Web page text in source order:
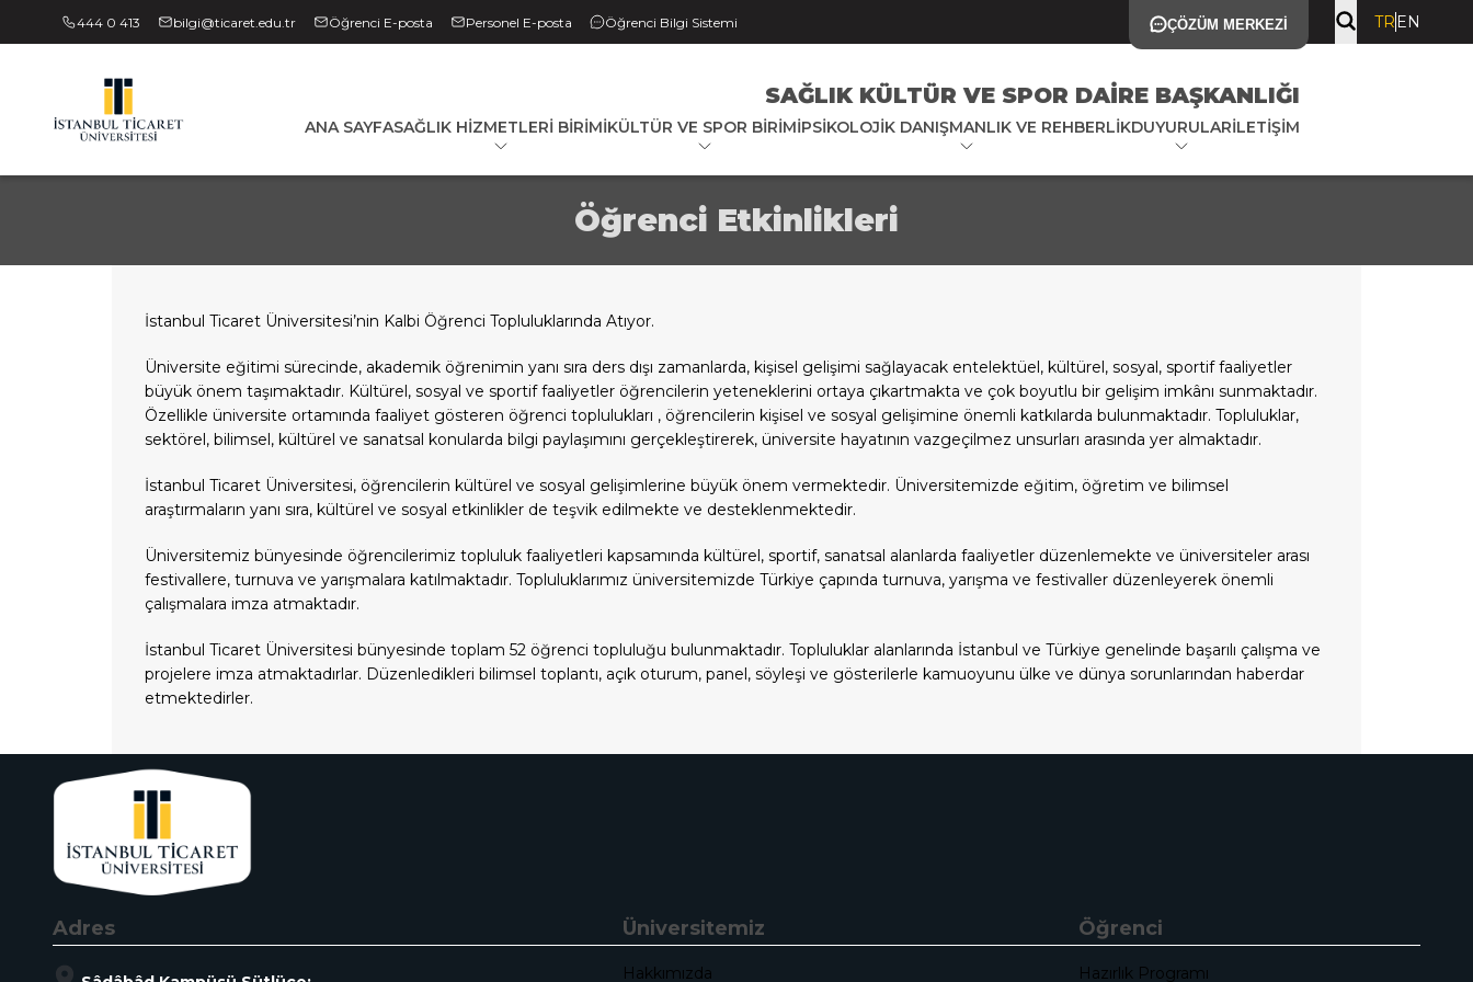
444 0 413 bilgi@ticaret.edu.tr Öğrenci E-posta Personel E-posta Öğrenci Bilgi Sistemi ÇÖZÜM MERKEZI TR EN
SAĞLIK KÜLTÜR VE SPOR DAIRE BAŞKANLIĞI
ANA SAYFASAĞLIK HIZMETLERI BIRIMIKÜLTÜR VE SPOR BIRIMIPSIKOLOJIK DANIŞMANLIK VE REHBERLIKDUYURULARİLETIŞIM
Öğrenci Etkinlikleri
İstanbul Ticaret Üniversitesi’nin Kalbi Öğrenci Topluluklarında Atıyor.
Üniversite eğitimi sürecinde, akademik öğrenimin yanı sıra ders dışı zamanlarda, kişisel gelişimi sağlayacak entelektüel, kültürel, sosyal, sportif faaliyetler
büyük önem taşımaktadır. Kültürel, sosyal ve sportif faaliyetler öğrencilerin yeteneklerini ortaya çıkartmakta ve çok boyutlu bir gelişim imkânı sunmaktadır.
Özellikle üniversite ortamında faaliyet gösteren öğrenci toplulukları , öğrencilerin kişisel ve sosyal gelişimine önemli katkılarda bulunmaktadır. Topluluklar,
sektörel, bilimsel, kültürel ve sanatsal konularda bilgi paylaşımını gerçekleştirerek, üniversite hayatının vazgeçilmez unsurları arasında yer almaktadır.
İstanbul Ticaret Üniversitesi, öğrencilerin kültürel ve sosyal gelişimlerine büyük önem vermektedir. Üniversitemizde eğitim, öğretim ve bilimsel
araştırmaların yanı sıra, kültürel ve sosyal etkinlikler de teşvik edilmekte ve desteklenmektedir.
Üniversitemiz bünyesinde öğrencilerimiz topluluk faaliyetleri kapsamında kültürel, sportif, sanatsal alanlarda faaliyetler düzenlemekte ve üniversiteler arası
festivallere, turnuva ve yarışmalara katılmaktadır. Topluluklarımız üniversitemizde Türkiye çapında turnuva, yarışma ve festivaller düzenleyerek önemli
çalışmalara imza atmaktadır.
İstanbul Ticaret Üniversitesi bünyesinde toplam 52 öğrenci topluluğu bulunmaktadır. Topluluklar alanlarında İstanbul ve Türkiye genelinde başarılı çalışma ve
projelere imza atmaktadırlar. Düzenledikleri bilimsel toplantı, açık oturum, panel, söyleşi ve gösterilerle kamuoyunu ülke ve dünya sorunlarından haberdar
etmektedirler.
Adres Üniversitemiz
Hakkımızda
Öğrenci
Hazırlık Programı